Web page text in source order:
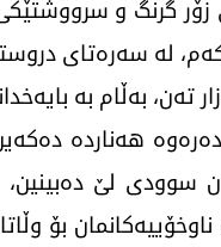
زۆر گرنگ و
لە سەرەتای
هەرێمی كوردستان گەیشتبووە 520 هەزار
هەناردە
لێ
بۆ